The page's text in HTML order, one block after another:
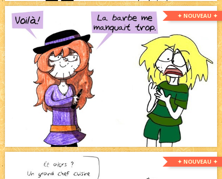
✦ NOUVEAU ✦
✦ NOUVEAU ✦